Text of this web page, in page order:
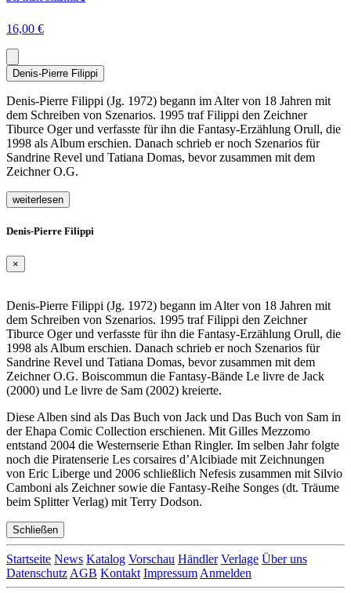
16,00 €
Denis-Pierre Filippi
Denis-Pierre Filippi (Jg. 1972) begann im Alter von 18 Jahren mit
dem Schreiben von Szenarios. 1995 traf Filippi den Zeichner
Tiburce Oger und verfasste für ihn die Fantasy-Erzählung Orull, die
1998 als Album erschien. Danach schrieb er noch Szenarios für
Sandrine Revel und Tatiana Domas, bevor zusammen mit dem
Zeichner O.G.
weiterlesen
Denis-Pierre Filippi
×
Denis-Pierre Filippi (Jg. 1972) begann im Alter von 18 Jahren mit
dem Schreiben von Szenarios. 1995 traf Filippi den Zeichner
Tiburce Oger und verfasste für ihn die Fantasy-Erzählung Orull, die
1998 als Album erschien. Danach schrieb er noch Szenarios für
Sandrine Revel und Tatiana Domas, bevor zusammen mit dem
Zeichner O.G. Boiscommun die Fantasy-Bände Le livre de Jack
(2000) und Le livre de Sam (2002) kreierte.
Diese Alben sind als Das Buch von Jack und Das Buch von Sam in
der Ehapa Comic Collection erschienen. Mit Gilles Mezzomo
entstand 2004 die Westernserie Ethan Ringler. Im selben Jahr folgte
noch die Piratenserie Les corsaires d’Alcibiade mit Zeichnungen
von Eric Liberge und 2006 schließlich Nefesis zusammen mit Silvio
Camboni als Zeichner sowie die Fantasy-Reihe Songes (dt. Träume
beim Splitter Verlag) mit Terry Dodson.
Schließen
Startseite News Katalog Vorschau Händler Verlage Über uns
Datenschutz AGB Kontakt Impressum Anmelden